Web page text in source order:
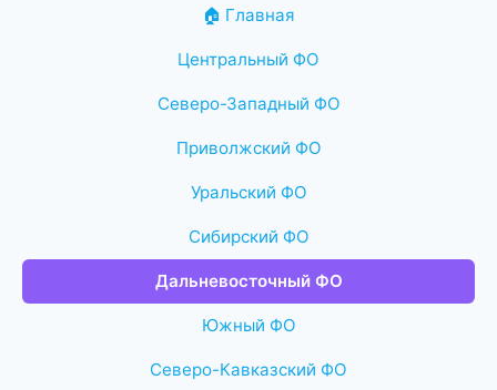
🏠 Главная
Центральный ФО
Северо-Западный ФО
Приволжский ФО
Уральский ФО
Сибирский ФО
Дальневосточный ФО
Южный ФО
Северо-Кавказский ФО